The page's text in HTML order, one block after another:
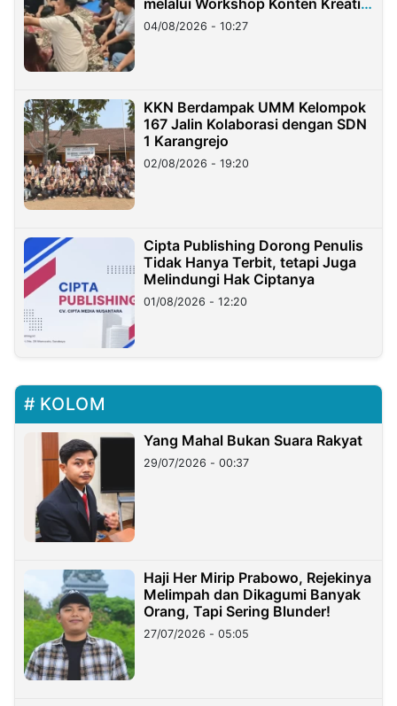
di Taiwan
04/08/2026 - 10:27
KKN Berdampak UMM Kelompok
167 Jalin Kolaborasi dengan SDN
1 Karangrejo
02/08/2026 - 19:20
Cipta Publishing Dorong Penulis
Tidak Hanya Terbit, tetapi Juga
Melindungi Hak Ciptanya
01/08/2026 - 12:20
KOLOM
Yang Mahal Bukan Suara Rakyat
29/07/2026 - 00:37
Haji Her Mirip Prabowo, Rejekinya
Melimpah dan Dikagumi Banyak
Orang, Tapi Sering Blunder!
27/07/2026 - 05:05